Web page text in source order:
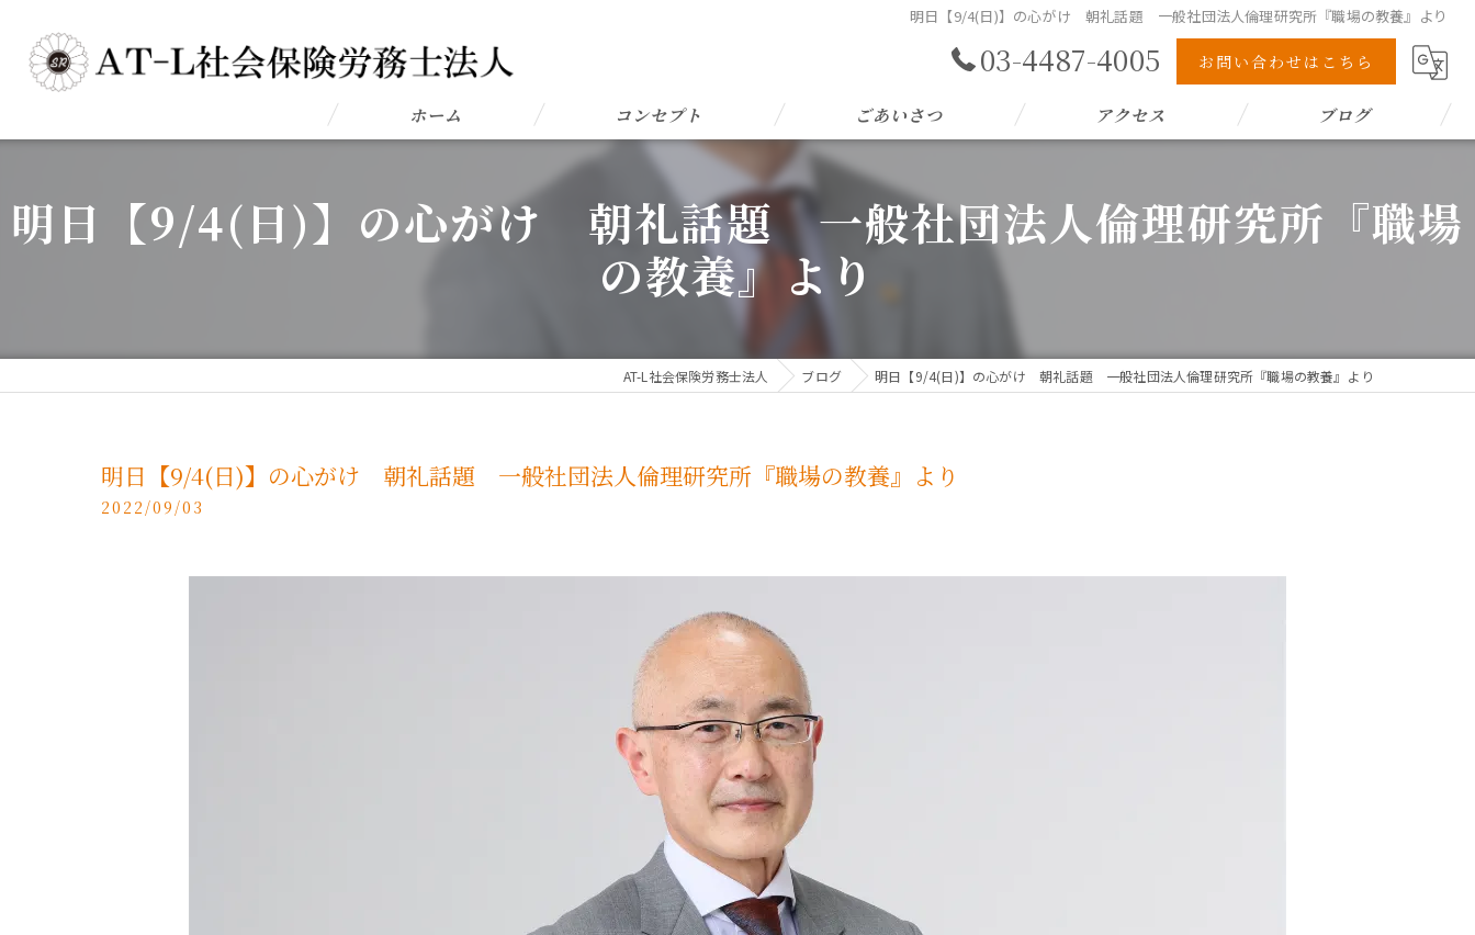
明日【9/4(日)】の心がけ 朝礼話題 一般社団法人倫理研究所『職場の教養』より
03-4487-4005 お問い合わせはこちら
ホーム コンセプト ごあいさつ アクセス ブログ
明日【9/4(日)】の心がけ 朝礼話題 一般社団法人倫理研究所『職場
の教養』より
AT-L社会保険労務士法人 ブログ 明日【9/4(日)】の心がけ 朝礼話題 一般社団法人倫理研究所『職場の教養』より
明日【9/4(日)】の心がけ 朝礼話題 一般社団法人倫理研究所『職場の教養』より
2022/09/03